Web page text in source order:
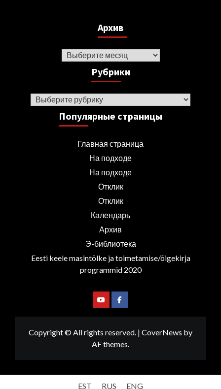
Архив
Архив
Рубрики
Рубрики
Популярные страницы
Главная страница
На подходе
На подходе
Отклик
Отклик
Календарь
Архив
Э-библиотека
Eesti keele masintõlke ja toimetamise/õigekirja
programmid 2020
YoutubeFacebook
Copyright © All rights reserved. | CoverNews by
AF themes.
EST RUS ENG